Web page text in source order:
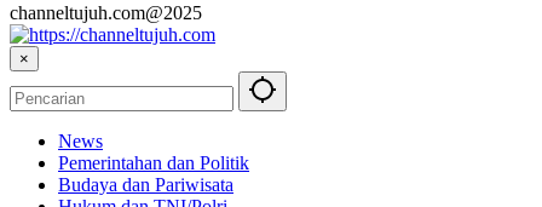
channeltujuh.com@2025
×
News
Pemerintahan dan Politik
Budaya dan Pariwisata